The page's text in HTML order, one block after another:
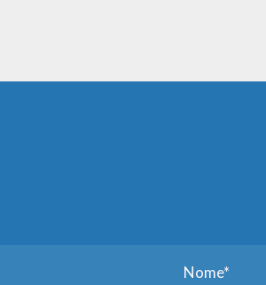
Nome*